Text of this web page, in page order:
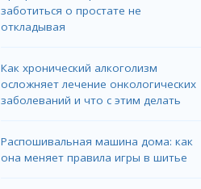
заботиться о простате не
откладывая
Как хронический алкоголизм
осложняет лечение онкологических
заболеваний и что с этим делать
Распошивальная машина дома: как
она меняет правила игры в шитье